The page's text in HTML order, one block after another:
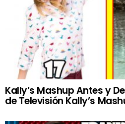
Kally’s Mashup Antes y
de Televisión Kally’s